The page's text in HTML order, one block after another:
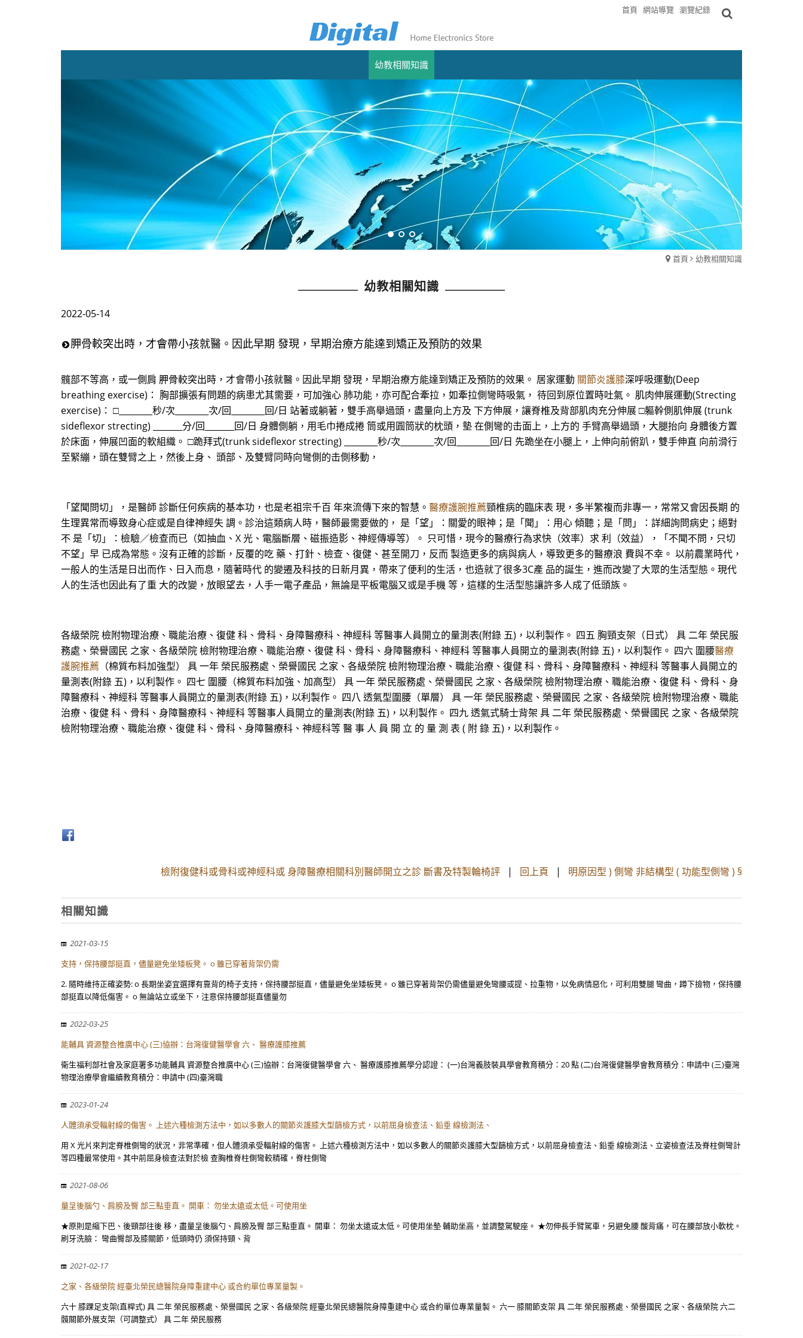
首頁 網站導覽 瀏覽紀錄
幼教相關知識
首頁 幼教相關知識
幼教相關知識
2022-05-14
胛骨較突出時，才會帶小孩就醫。因此早期 發現，早期治療方能達到矯正及預防的效果
髖部不等高，或一側肩 胛骨較突出時，才會帶小孩就醫。因此早期 發現，早期治療方能達到矯正及預防的效果。 居家運動 關節炎護膝深呼吸運動(Deep
breathing exercise)： 胸部擴張有問題的病患尤其需要，可加強心 肺功能，亦可配合牽拉，如牽拉側彎時吸氣， 待回到原位置時吐氣。 肌肉伸展運動(Strecting
exercise)： □________秒/次________次/回________回/日 站著或躺著，雙手高舉過頭，盡量向上方及 下方伸展，讓脊椎及背部肌肉充分伸展 □軀幹側肌伸展 (trunk
sideflexor strecting) _______分/回_______回/日 身體側躺，用毛巾捲成捲 筒或用圓筒狀的枕頭，墊 在側彎的击面上，上方的 手臂高舉過頭，大腿抬向 身體後方置
於床面，伸展凹面的軟組織。 □跪拜式(trunk sideflexor strecting) ________秒/次________次/回________回/日 先跪坐在小腿上，上伸向前俯趴，雙手伸直 向前滑行
至緊繃，頭在雙臂之上，然後上身、 頭部、及雙臂同時向彎側的击側移動，
「望聞問切」，是醫師 診斷任何疾病的基本功，也是老祖宗千百 年來流傳下來的智慧。 醫療護腕推薦頸椎病的臨床表 現，多半繁複而非專一，常常又會因長期 的
生理異常而導致身心症或是自律神經失 調。診治這類病人時，醫師最需要做的， 是「望」：關愛的眼神；是「聞」：用心 傾聽；是「問」：詳細詢問病史；絕對
不 是「切」：檢驗／檢查而已（如抽血、X 光、電腦斷層、磁振造影、神經傳導等）。 只可惜，現今的醫療行為求快（效率）求 利（效益），「不聞不問，只切
不望」早 已成為常態。沒有正確的診斷，反覆的吃 藥、打針、檢查、復健、甚至開刀，反而 製造更多的病與病人，導致更多的醫療浪 費與不幸。 以前農業時代，
一般人的生活是日出而作、日入而息，隨著時代 的變遷及科技的日新月異，帶來了便利的生活，也造就了很多3C產 品的誕生，進而改變了大眾的生活型態。現代
人的生活也因此有了重 大的改變，放眼望去，人手一電子產品，無論是平板電腦又或是手機 等，這樣的生活型態讓許多人成了低頭族。
各級榮院 檢附物理治療、職能治療、復健 科、骨科、身障醫療科、神經科 等醫事人員開立的量測表(附錄 五)，以利製作。 四五 胸頸支架（日式） 具 二年 榮民服
務處、榮譽國民 之家、各級榮院 檢附物理治療、職能治療、復健 科、骨科、身障醫療科、神經科 等醫事人員開立的量測表(附錄 五)，以利製作。 四六 圍腰醫療
護腕推薦 （棉質布料加強型） 具 一年 榮民服務處、榮譽國民 之家、各級榮院 檢附物理治療、職能治療、復健 科、骨科、身障醫療科、神經科 等醫事人員開立的
量測表(附錄 五)，以利製作。 四七 圍腰（棉質布料加強、加高型） 具 一年 榮民服務處、榮譽國民 之家、各級榮院 檢附物理治療、職能治療、復健 科、骨科、身
障醫療科、神經科 等醫事人員開立的量測表(附錄 五)，以利製作。 四八 透氣型圍腰（單層） 具 一年 榮民服務處、榮譽國民 之家、各級榮院 檢附物理治療、職能
治療、復健 科、骨科、身障醫療科、神經科 等醫事人員開立的量測表(附錄 五)，以利製作。 四九 透氣式騎士背架 具 二年 榮民服務處、榮譽國民 之家、各級榮院
檢附物理治療、職能治療、復健 科、骨科、身障醫療科、神經科等 醫 事 人 員 開 立 的 量 測 表 ( 附 錄 五)，以利製作。
檢附復健科或骨科或神經科或 身障醫療相關科別醫師開立之診 斷書及特製輪椅評 | 回上頁 | 明原因型 ) 側彎 非結構型 ( 功能型側彎 ) §
相關知識
2021-03-15
支持，保持腰部挺直，儘量避免坐矮板凳。 o 雖已穿著背架仍需
2. 隨時維持正確姿勢: o 長期坐姿宜選擇有靠背的椅子支持，保持腰部挺直，儘量避免坐矮板凳。 o 雖已穿著背架仍需儘量避免彎腰或提、拉重物，以免病情惡化，可利用雙腿 彎曲，蹲下撿物，保持腰
部挺直以降低傷害。 o 無論站立或坐下，注意保持腰部挺直儘量勿
2022-03-25
能輔具 資源整合推廣中心 (三)協辦：台灣復健醫學會 六、 醫療護膝推薦
衛生福利部社會及家庭署多功能輔具 資源整合推廣中心 (三)協辦：台灣復健醫學會 六、 醫療護膝推薦學分認證： (一)台灣義肢裝具學會教育積分：20 點 (二)台灣復健醫學會教育積分：申請中 (三)臺灣
物理治療學會繼續教育積分：申請中 (四)臺灣職
2023-01-24
人體須承受輻射線的傷害。 上述六種檢測方法中，如以多數人的關節炎護膝大型篩檢方式，以前屈身檢查法、鉛垂 線檢測法、
用 X 光片來判定脊椎側彎的狀況，非常準確，但人體須承受輻射線的傷害。 上述六種檢測方法中，如以多數人的關節炎護膝大型篩檢方式，以前屈身檢查法、鉛垂 線檢測法、立姿檢查法及脊柱側彎計
等四種最常使用。其中前屈身檢查法對於檢 查胸椎脊柱側彎較精確，脊柱側彎
2021-08-06
量呈後腦勺、肩膀及臀 部三點垂直。 開車： 勿坐太遠或太低。可使用坐
★原則是縮下巴、後頸部往後 移，盡量呈後腦勺、肩膀及臀 部三點垂直。 開車： 勿坐太遠或太低。可使用坐墊 輔助坐高，並調整駕駛座。 ★勿伸長手臂駕車，另避免腰 酸背痛，可在腰部放小軟枕。
刷牙洗臉： 彎曲臀部及膝關節，低頭時仍 須保持頸、背
2021-02-17
之家、各級榮院 經臺北榮民總醫院身障重建中心 或合約單位專業量製。
六十 膝踝足支架(直桿式) 具 二年 榮民服務處、榮譽國民 之家、各級榮院 經臺北榮民總醫院身障重建中心 或合約單位專業量製。 六一 膝關節支架 具 二年 榮民服務處、榮譽國民 之家、各級榮院 六二
髖關節外展支架（可調整式） 具 二年 榮民服務